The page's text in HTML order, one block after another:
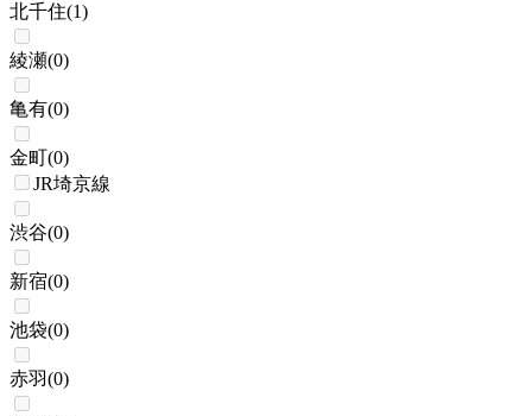
北千住(1)
綾瀬(0)
亀有(0)
金町(0)
JR埼京線
渋谷(0)
新宿(0)
池袋(0)
赤羽(0)